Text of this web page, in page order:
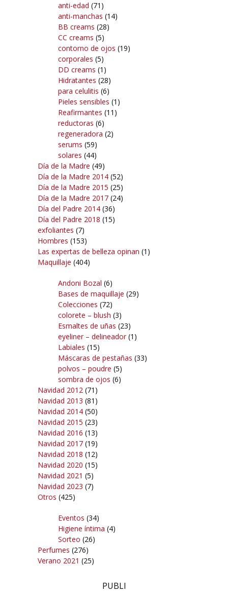
anti-edad (71)
anti-manchas (14)
BB creams (28)
CC creams (5)
contorno de ojos (19)
corporales (5)
DD creams (1)
Hidratantes (28)
para celulitis (6)
Pieles sensibles (1)
Reafirmantes (11)
reductoras (6)
regeneradora (2)
serums (59)
solares (44)
Día de la Madre (49)
Día de la Madre 2014 (52)
Día de la Madre 2015 (25)
Día de la Madre 2017 (24)
Día del Padre 2014 (36)
Día del Padre 2018 (15)
exfoliantes (7)
Hombres (153)
Las expertas de belleza opinan (1)
Maquillaje (404)
Andoni Bozal (6)
Bases de maquillaje (29)
Colecciones (72)
colorete – blush (3)
Esmaltes de uñas (23)
eyeliner – delineador(1)
Labiales (15)
Máscaras de pestañas (33)
polvos – poudre (5)
sombra de ojos (6)
Navidad 2012 (71)
Navidad 2013 (81)
Navidad 2014 (50)
Navidad 2015 (23)
Navidad 2016 (13)
Navidad 2017 (19)
Navidad 2018 (12)
Navidad 2020 (15)
Navidad 2021 (5)
Navidad 2023 (7)
Otros (425)
Eventos (34)
Higiene íntima (4)
Sorteo (26)
Perfumes (276)
Verano 2021 (25)
PUBLI